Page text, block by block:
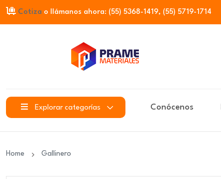
Cotiza o llámanos ahora: (55) 5368-1419, (55) 5719-1714
Explorar categorías Conócenos
Home Gallinero